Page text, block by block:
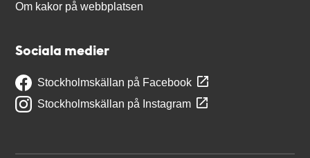
Om kakor på webbplatsen
Sociala medier
Stockholmskällan på Facebook
Stockholmskällan på Instagram